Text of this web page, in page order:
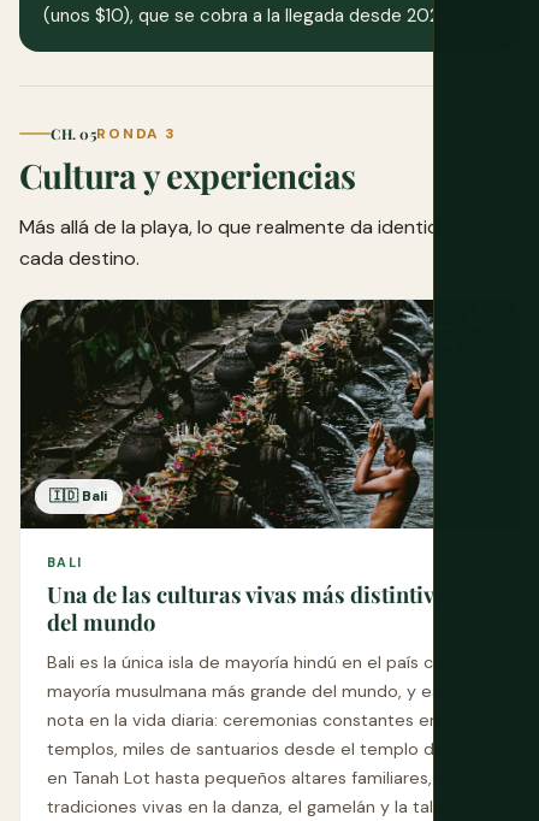
(unos $10), que se cobra a la llegada desde 2024.
CH. 05RONDA 3
Cultura y experiencias
Más allá de la playa, lo que realmente da identidad a
cada destino.
🇮🇩 Bali
BALI
Una de las culturas vivas más distintivas
del mundo
Bali es la única isla de mayoría hindú en el país con
mayoría musulmana más grande del mundo, y eso se
nota en la vida diaria: ceremonias constantes en los
templos, miles de santuarios desde el templo del mar
en Tanah Lot hasta pequeños altares familiares, y
tradiciones vivas en la danza, el gamelán y la talla de